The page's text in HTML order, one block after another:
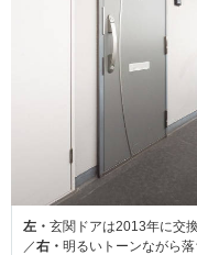
左・ 玄関ドアは2013年に交
／右・ 明るいトーンながら